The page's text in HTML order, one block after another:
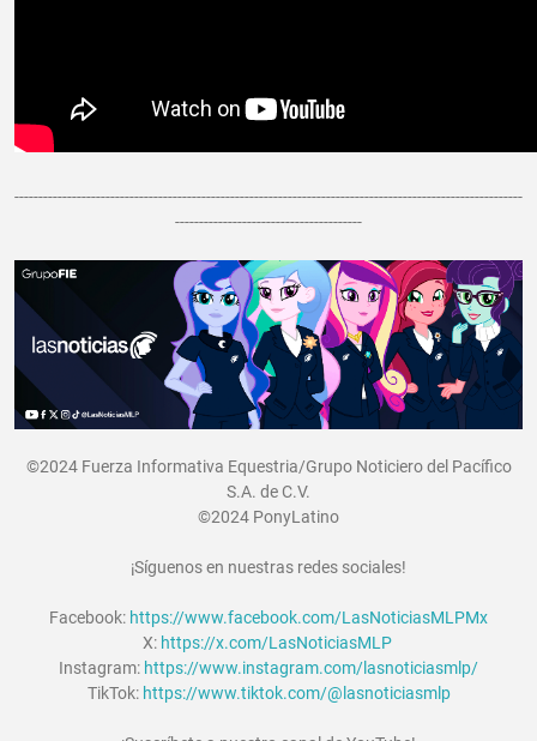
----------------------------------------------------------------------------------------------------------
---------------------------------------
©2024 Fuerza Informativa Equestria/Grupo Noticiero del Pacífico
S.A. de C.V.
©2024 PonyLatino
¡Síguenos en nuestras redes sociales!
Facebook: https://www.facebook.com/LasNoticiasMLPMx
X: https://x.com/LasNoticiasMLP
Instagram: https://www.instagram.com/lasnoticiasmlp/
TikTok: https://www.tiktok.com/@lasnoticiasmlp